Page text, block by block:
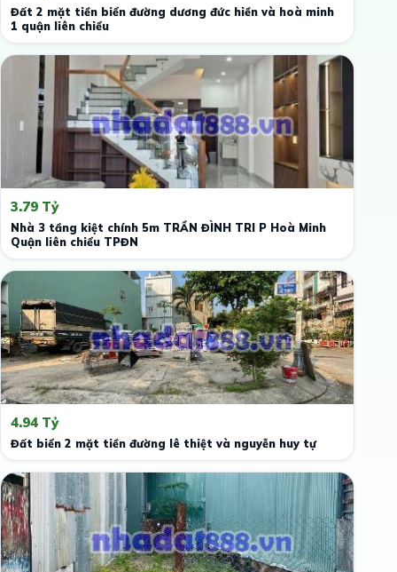
Đất 2 mặt tiền biển đường dương đức hiền và hoà minh
1 quận liên chiểu
3.79 Tỷ
Nhà 3 tầng kiệt chính 5m TRẦN ĐÌNH TRI P Hoà Minh
Quận liên chiểu TPĐN
4.94 Tỷ
Đất biển 2 mặt tiền đường lê thiệt và nguyễn huy tự